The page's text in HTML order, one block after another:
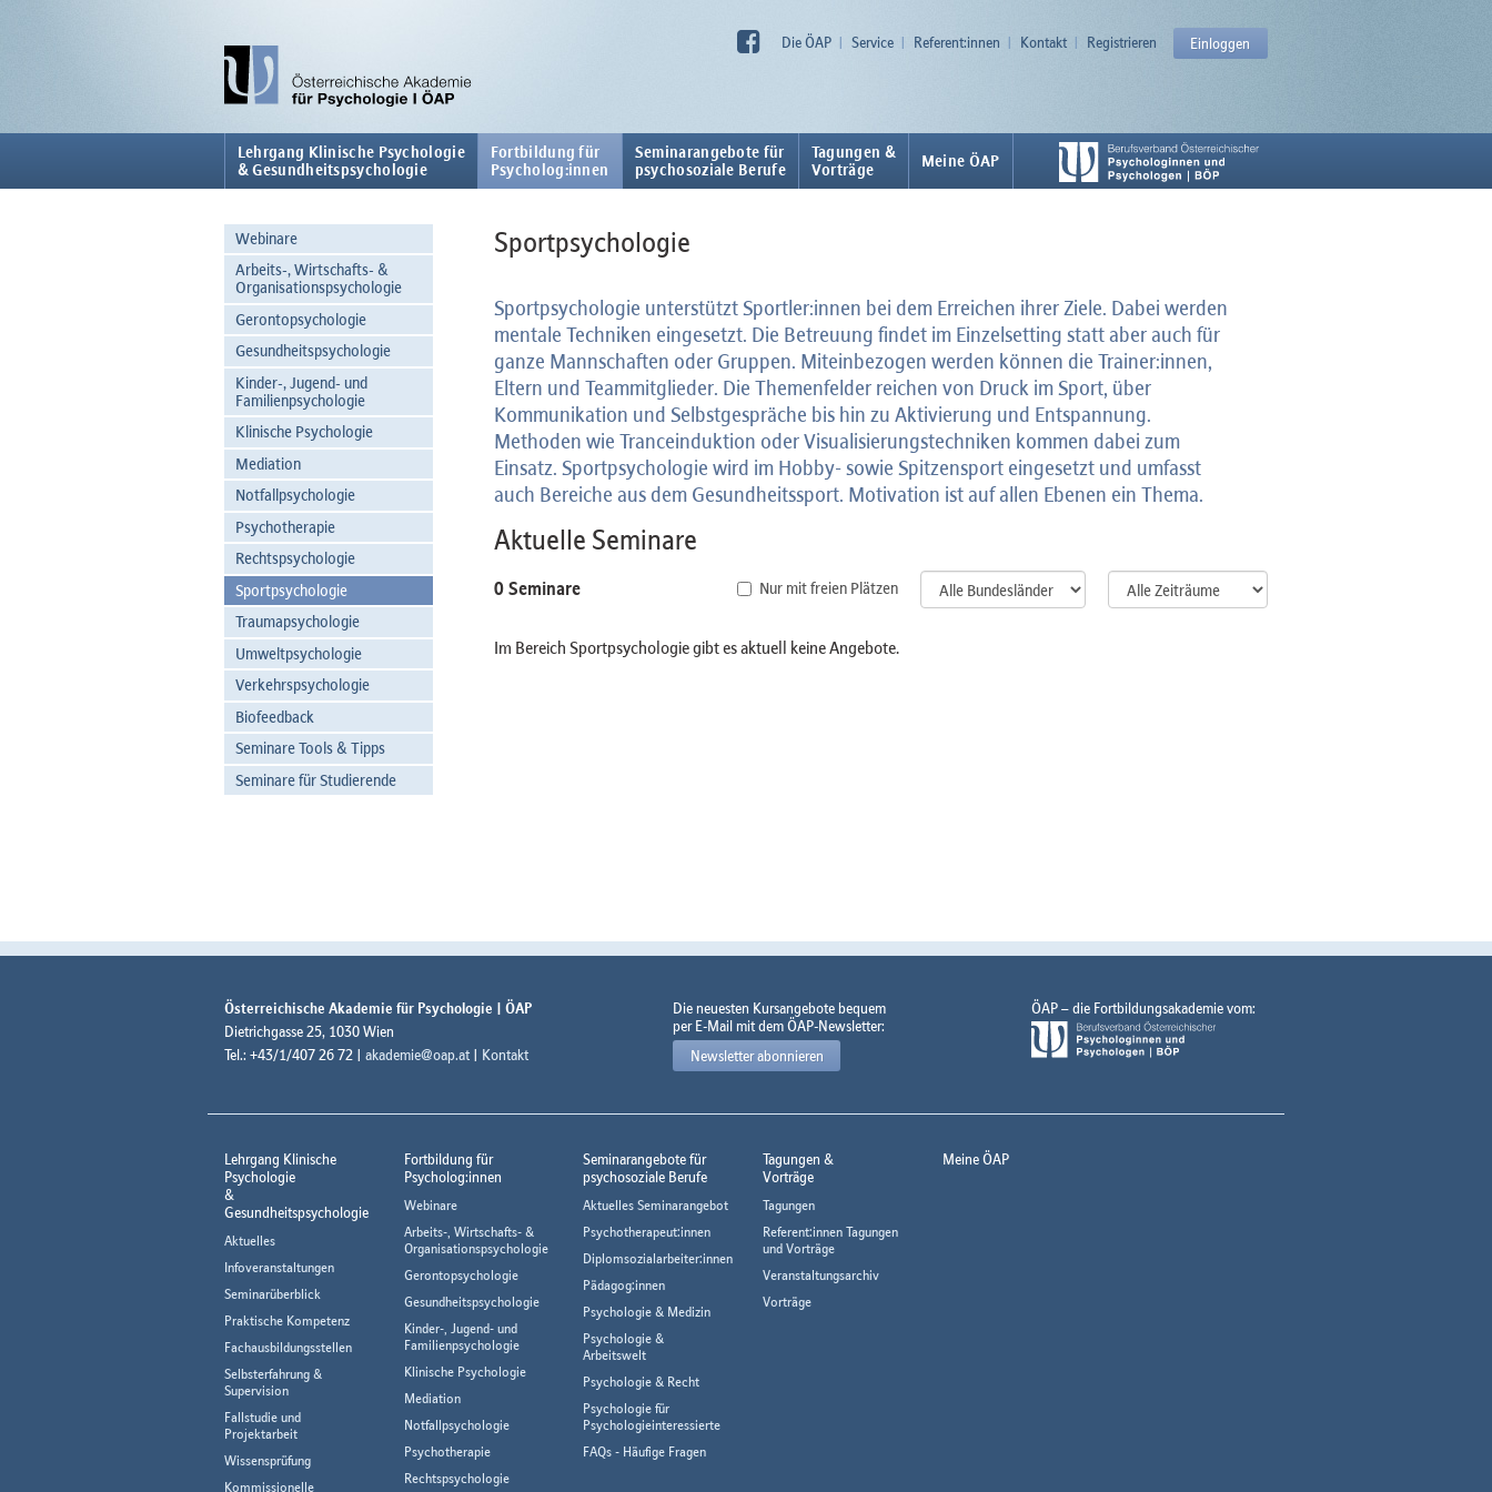
Die ÖAP Service Referent:innen Kontakt Registrieren Einloggen
Lehrgang Klinische Psychologie
& Gesundheitspsychologie
Fortbildung für
Psycholog:innen
Seminarangebote für
psychosoziale Berufe
Tagungen &
Vorträge
Meine ÖAP
Webinare
Arbeits-, Wirtschafts- &
Organisationspsychologie
Gerontopsychologie
Gesundheitspsychologie
Kinder-, Jugend- und
Familienpsychologie
Klinische Psychologie
Mediation
Notfallpsychologie
Psychotherapie
Rechtspsychologie
Sportpsychologie
Traumapsychologie
Umweltpsychologie
Verkehrspsychologie
Biofeedback
Seminare Tools & Tipps
Seminare für Studierende
Sportpsychologie
Sportpsychologie unterstützt Sportler:innen bei dem Erreichen ihrer Ziele. Dabei werden
mentale Techniken eingesetzt. Die Betreuung findet im Einzelsetting statt aber auch für
ganze Mannschaften oder Gruppen. Miteinbezogen werden können die Trainer:innen,
Eltern und Teammitglieder. Die Themenfelder reichen von Druck im Sport, über
Kommunikation und Selbstgespräche bis hin zu Aktivierung und Entspannung.
Methoden wie Tranceinduktion oder Visualisierungstechniken kommen dabei zum
Einsatz. Sportpsychologie wird im Hobby- sowie Spitzensport eingesetzt und umfasst
auch Bereiche aus dem Gesundheitssport. Motivation ist auf allen Ebenen ein Thema.
Aktuelle Seminare
0 Seminare Nur mit freien Plätzen
Im Bereich Sportpsychologie gibt es aktuell keine Angebote.
Österreichische Akademie für Psychologie | ÖAP
Dietrichgasse 25, 1030 Wien
Tel.: +43/1/407 26 72 | akademie@oap.at | Kontakt
Die neuesten Kursangebote bequem
per E-Mail mit dem ÖAP-Newsletter:
Newsletter abonnieren
ÖAP – die Fortbildungsakademie vom:
Lehrgang Klinische
Psychologie
&
Gesundheitspsychologie
Aktuelles
Infoveranstaltungen
Seminarüberblick
Praktische Kompetenz
Fachausbildungsstellen
Selbsterfahrung &
Supervision
Fallstudie und
Projektarbeit
Wissensprüfung
Kommissionelle
Fortbildung für
Psycholog:innen
Webinare
Arbeits-, Wirtschafts- &
Organisationspsychologie
Gerontopsychologie
Gesundheitspsychologie
Kinder-, Jugend- und
Familienpsychologie
Klinische Psychologie
Mediation
Notfallpsychologie
Psychotherapie
Rechtspsychologie
Seminarangebote für
psychosoziale Berufe
Aktuelles Seminarangebot
Psychotherapeut:innen
Diplomsozialarbeiter:innen
Pädagog:innen
Psychologie & Medizin
Psychologie &
Arbeitswelt
Psychologie & Recht
Psychologie für
Psychologieinteressierte
FAQs - Häufige Fragen
Tagungen &
Vorträge
Tagungen
Referent:innen Tagungen
und Vorträge
Veranstaltungsarchiv
Vorträge
Meine ÖAP